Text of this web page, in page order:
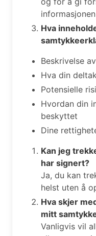
Hva
Beskrivelse
Hva din
Potensielle
Hvordan din
beskyttet
Dine
Kan jeg
har signert?
Ja, du kan
helst uten å
Hva skjer
mitt
Vanligvis vil